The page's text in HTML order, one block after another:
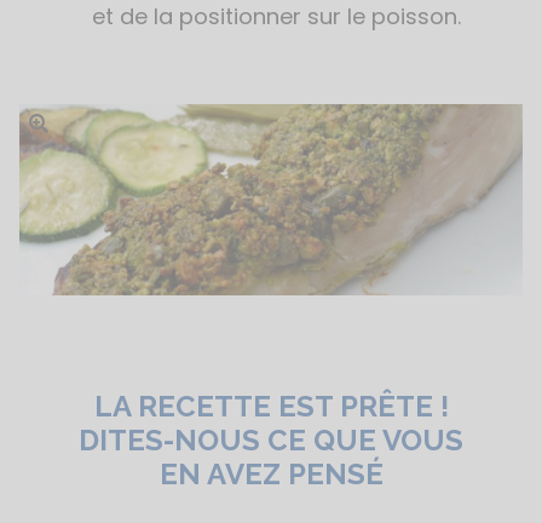
et de la positionner sur le poisson.
Ouvrir l'image
LA RECETTE EST PRÊTE !
DITES-NOUS CE QUE VOUS
EN AVEZ PENSÉ